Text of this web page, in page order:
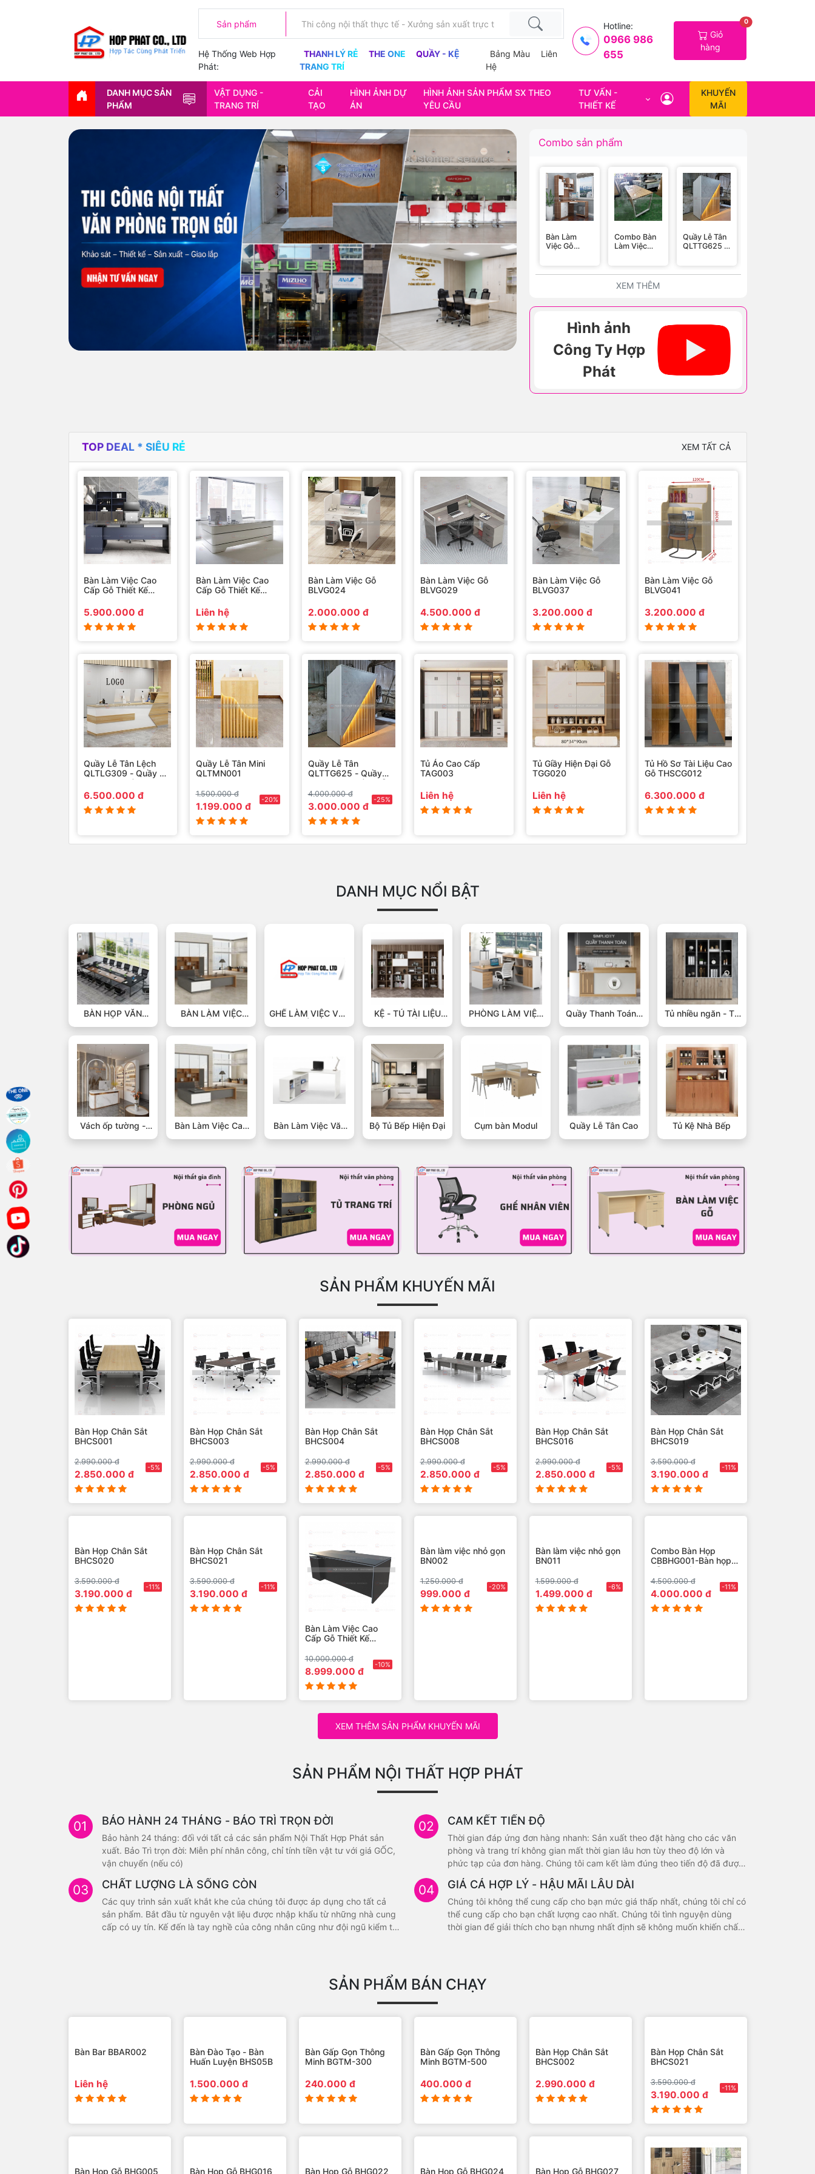
Hệ Thống Web Hợp
Phát:
THANH LÝ RẺ THE ONE
QUẦY - KỆ
TRANG TRÍ
Bảng Màu
Liên
Hệ
Hotline:
0966 986
655
Giỏ
hàng
0
DANH MỤC SẢN
PHẨM
VẬT DỤNG -
TRANG TRÍ
CẢI
TẠO
HÌNH ẢNH DỰ
ÁN
HÌNH ẢNH SẢN PHẨM SX THEO
YÊU CẦU
TƯ VẤN -
THIẾT KẾ
KHUYẾN
MÃI
Combo sản phẩm
Bàn Làm
Việc Gỗ
Combo Bàn
Làm Việc
Quầy Lễ Tân
QLTTG625 -
Gỗ Công
XEM THÊM
Hình ảnh
Công Ty Hợp
Phát
TOP DEAL * SIÊU RẺ XEM TẤT CẢ
Bàn Làm Việc Cao
Cấp Gỗ Thiết Kế
5.900.000 đ
Bàn Làm Việc Cao
Cấp Gỗ Thiết Kế
Liên hệ
Bàn Làm Việc Gỗ
BLVG024
2.000.000 đ
Bàn Làm Việc Gỗ
BLVG029
4.500.000 đ
Bàn Làm Việc Gỗ
BLVG037
3.200.000 đ
Bàn Làm Việc Gỗ
BLVG041
3.200.000 đ
Quầy Lễ Tân Lệch
QLTLG309 - Quầy Gỗ
Hiện Đại, Quầy Thanh
Toán, Quầy Thu
Ngân, Trung Tâm
Ngoại Ngữ
6.500.000 đ
Quầy Lễ Tân Mini
QLTMN001
1.500.000 đ
1.199.000 đ
-20%
Quầy Lễ Tân
QLTTG625 - Quầy
Thu Ngân, Quầy Gỗ
Công Nghiệp Hiện Đại
4.000.000 đ
3.000.000 đ
-25%
Tủ Áo Cao Cấp
TAG003
Liên hệ
Tủ Giầy Hiện Đại Gỗ
TGG020
Liên hệ
Tủ Hồ Sơ Tài Liệu Cao
Gỗ THSCG012
6.300.000 đ
DANH MỤC NỔI BẬT
BÀN HỌP VĂN
BÀN LÀM VIỆC
GHẾ LÀM VIỆC VĂN
KỆ - TỦ TÀI LIỆU
PHÒNG LÀM VIỆC
Quầy Thanh Toán -
Tủ nhiều ngăn - Tủ
Vách ốp tường -
Bàn Làm Việc Cao
Bàn Làm Việc Văn
Bộ Tủ Bếp Hiện Đại Cụm bàn Modul Quầy Lễ Tân Cao Tủ Kệ Nhà Bếp
SẢN PHẨM KHUYẾN MÃI
Bàn Họp Chân Sắt
BHCS001
2.990.000 đ
2.850.000 đ
-5%
Bàn Họp Chân Sắt
BHCS003
2.990.000 đ
2.850.000 đ
-5%
Bàn Họp Chân Sắt
BHCS004
2.990.000 đ
2.850.000 đ
-5%
Bàn Họp Chân Sắt
BHCS008
2.990.000 đ
2.850.000 đ
-5%
Bàn Họp Chân Sắt
BHCS016
2.990.000 đ
2.850.000 đ
-5%
Bàn Họp Chân Sắt
BHCS019
3.590.000 đ
3.190.000 đ
-11%
Bàn Làm Việc Cao
Cấp Gỗ Thiết Kế
10.000.000 đ
8.999.000 đ
-10%
XEM THÊM SẢN PHẨM KHUYẾN MÃI
SẢN PHẨM NỘI THẤT HỢP PHÁT
01 BẢO HÀNH 24 THÁNG - BẢO TRÌ TRỌN ĐỜI
Bảo hành 24 tháng: đối với tất cả các sản phẩm Nội Thất Hợp Phát sản
xuất. Bảo Trì trọn đời: Miễn phí nhân công, chỉ tính tiền vật tư với giá GỐC,
vận chuyển (nếu có)
02 CAM KẾT TIẾN ĐỘ
Thời gian đáp ứng đơn hàng nhanh: Sản xuất theo đặt hàng cho các văn
phòng và trang trí không gian mất thời gian lâu hơn tùy theo độ lớn và
phức tạp của đơn hàng. Chúng tôi cam kết làm đúng theo tiến độ đã được
đưa ra khi đặt hàng.
03 CHẤT LƯỢNG LÀ SỐNG CÒN
Các quy trình sản xuất khắt khe của chúng tôi được áp dụng cho tất cả
sản phẩm. Bắt đầu từ nguyên vật liệu được nhập khẩu từ những nhà cung
cấp có uy tín. Kế đến là tay nghề của công nhân cũng như đội ngũ kiểm tra
04 GIÁ CẢ HỢP LÝ - HẬU MÃI LÂU DÀI
Chúng tôi không thể cung cấp cho bạn mức giá thấp nhất, chúng tôi chỉ có
thể cung cấp cho bạn chất lượng cao nhất. Chúng tôi tình nguyện dùng
thời gian để giải thích cho bạn nhưng nhất định sẽ không muốn khiến chất
SẢN PHẨM BÁN CHẠY
Bàn Bar BBAR002
Liên hệ
Bàn Đào Tạo - Bàn
Huấn Luyện BHS05B
1.500.000 đ
Bàn Gấp Gọn Thông
Minh BGTM-300
240.000 đ
Bàn Gấp Gọn Thông
Minh BGTM-500
400.000 đ
BHCS002
BHCS021
3.590.000 đ
-11%